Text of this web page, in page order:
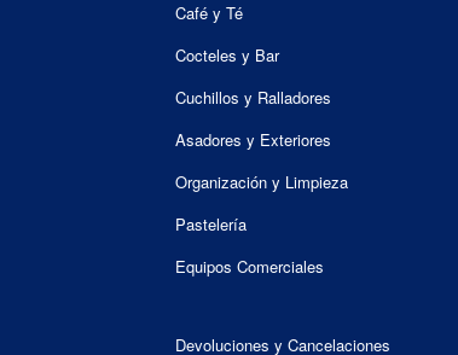
Café y Té
Cocteles y Bar
Cuchillos y Ralladores
Asadores y Exteriores
Organización y Limpieza
Pastelería
Equipos Comerciales
Devoluciones y Cancelaciones